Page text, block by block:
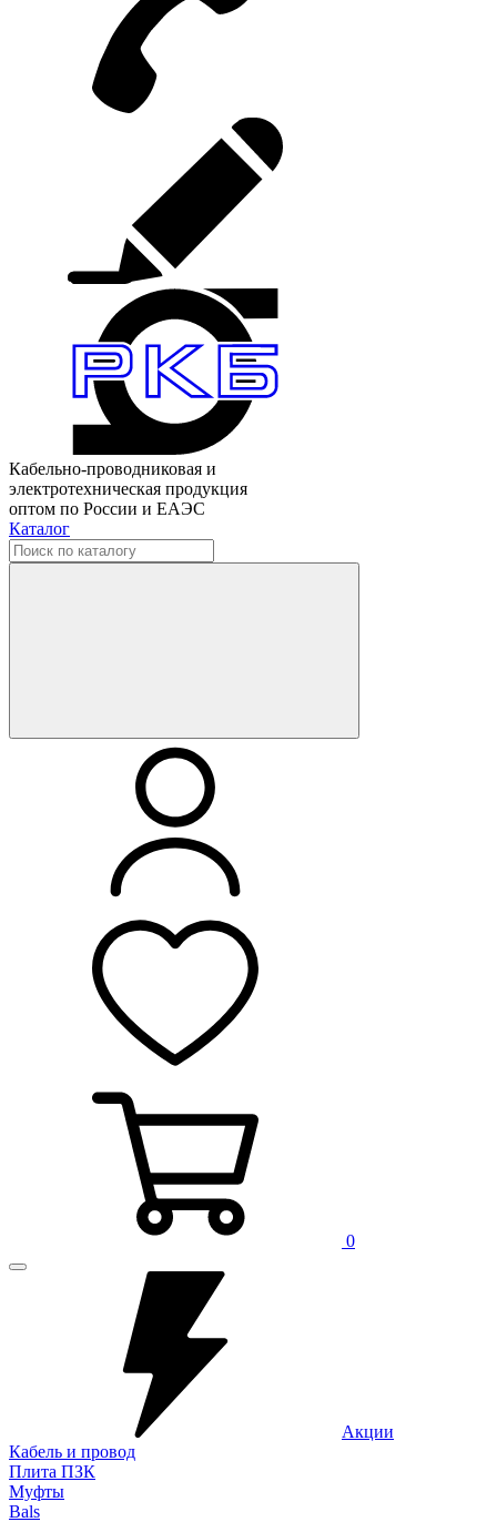
Кабельно-проводниковая и
электротехническая продукция
оптом по России и ЕАЭС
Каталог
0
Акции
Кабель и провод
Плита ПЗК
Муфты
Bals